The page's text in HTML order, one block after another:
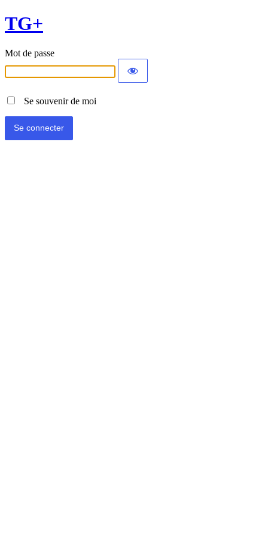
TG+
Mot de passe
Se souvenir de moi